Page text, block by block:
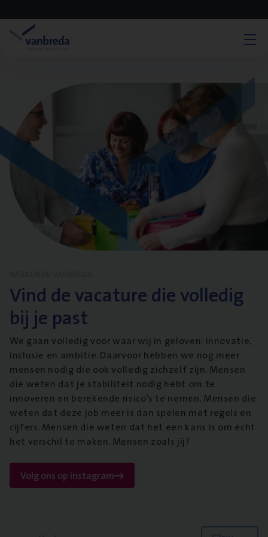
Vind de vacature die volledig
bij je past
We gaan volledig voor waar wij in geloven: innovatie,
inclusie en ambitie. Daarvoor hebben we nog meer
mensen nodig die ook volledig zichzelf zijn. Mensen
die weten dat je stabiliteit nodig hebt om te
innoveren en berekende risico’s te nemen. Mensen die
weten dat deze job meer is dan spelen met regels en
cijfers. Mensen die weten dat het een kans is om écht
het verschil te maken. Mensen zoals jij?
Volg ons op instagram